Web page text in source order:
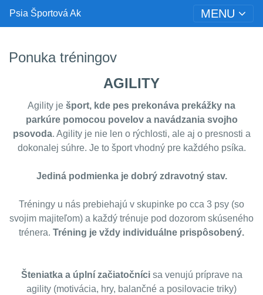
Psia Športová Ak MENU
Ponuka tréningov
AGILITY
Agility je šport, kde pes prekonáva prekážky na
parkúrepomocou povelov a navádzania svojho
psovoda. Agility je nie len o rýchlosti, ale aj o presnosti a
dokonalej súhre. Je to šport vhodný pre každého psíka.
Jediná podmienka je dobrý zdravotný stav.
Tréningy u nás prebiehajú v skupinke po cca 3 psy (so
svojim majiteľom) a každý trénuje pod dozorom skúseného
trénera. Tréning je vždy individuálne prispôsobený.
Šteniatkaa úplní začiatočnícisa venujú príprave na
agility (motivácia, hry, balančné a posilovacie triky)